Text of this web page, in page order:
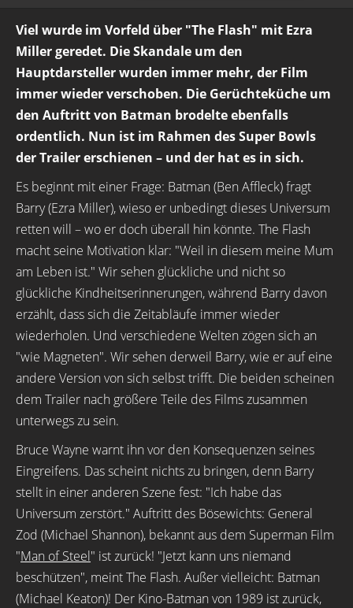
Viel wurde im Vorfeld über "The Flash" mit Ezra
Miller geredet. Die Skandale um den
Hauptdarsteller wurden immer mehr, der Film
immer wieder verschoben. Die Gerüchteküche um
den Auftritt von Batman brodelte ebenfalls
ordentlich. Nun ist im Rahmen des Super Bowls
der Trailer erschienen – und der hat es in sich.
Es beginnt mit einer Frage: Batman (Ben Affleck) fragt
Barry (Ezra Miller), wieso er unbedingt dieses Universum
retten will – wo er doch überall hin könnte. The Flash
macht seine Motivation klar: "Weil in diesem meine Mum
am Leben ist." Wir sehen glückliche und nicht so
glückliche Kindheitserinnerungen, während Barry davon
erzählt, dass sich die Zeitabläufe immer wieder
wiederholen. Und verschiedene Welten zögen sich an
"wie Magneten". Wir sehen derweil Barry, wie er auf eine
andere Version von sich selbst trifft. Die beiden scheinen
dem Trailer nach größere Teile des Films zusammen
unterwegs zu sein.
Bruce Wayne warnt ihn vor den Konsequenzen seines
Eingreifens. Das scheint nichts zu bringen, denn Barry
stellt in einer anderen Szene fest: "Ich habe das
Universum zerstört." Auftritt des Bösewichts: General
Zod (Michael Shannon), bekannt aus dem Superman Film
"Man of Steel" ist zurück! "Jetzt kann uns niemand
beschützen", meint The Flash. Außer vielleicht: Batman
(Michael Keaton)! Der Kino-Batman von 1989 ist zurück,